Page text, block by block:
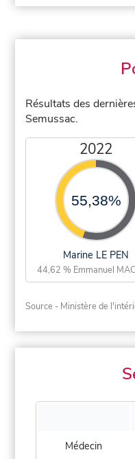
Résultats des
Semussac.
2022
55,38%
Marine LE PEN
44,62 % Emmanuel
Source - Ministère de
Médecin